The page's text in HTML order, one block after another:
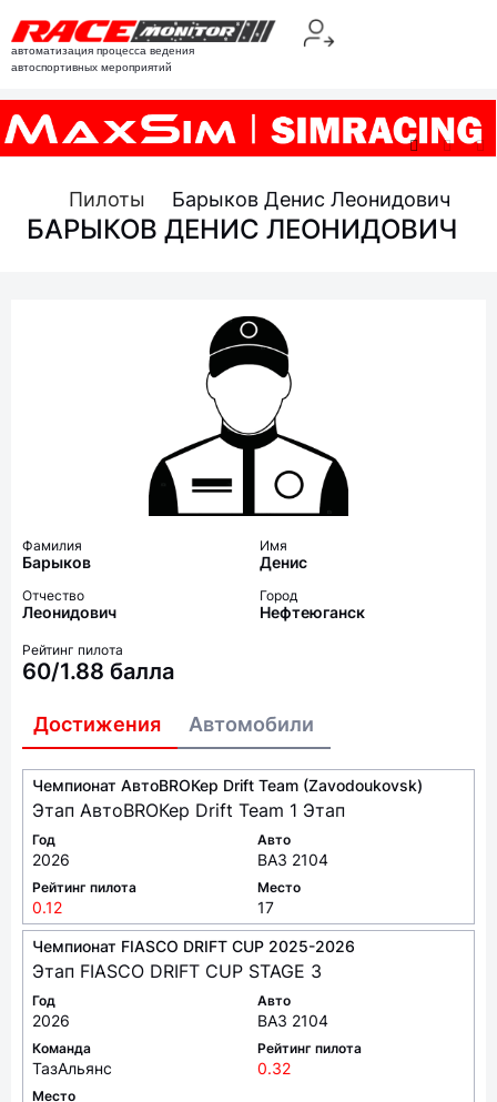
автоматизация процесса ведения
автоспортивных мероприятий
Пилоты Барыков Денис Леонидович
БАРЫКОВ ДЕНИС ЛЕОНИДОВИЧ
Фамилия
Барыков
Имя
Денис
Отчество
Леонидович
Город
Нефтеюганск
Рейтинг пилота
60/1.88 балла
Достижения Автомобили
Чемпионат АвтоBROКер Drift Team (Zavodoukovsk)
Этап АвтоBROКер Drift Team 1 Этап
Год
2026
Авто
ВАЗ 2104
Рейтинг пилота
0.12
Место
17
Чемпионат FIASCO DRIFT CUP 2025-2026
Этап FIASCO DRIFT CUP STAGE 3
Год
2026
Авто
ВАЗ 2104
Команда
ТазАльянс
Рейтинг пилота
0.32
Место